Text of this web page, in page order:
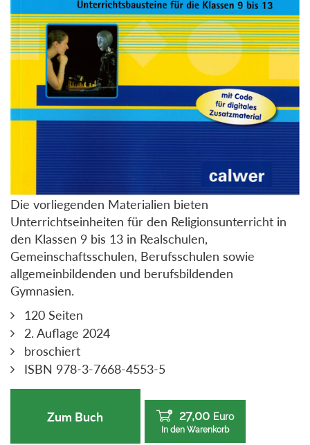
Die vorliegenden Materialien bieten
Unterrichtseinheiten für den Religionsunterricht in
den Klassen 9 bis 13 in Realschulen,
Gemeinschaftsschulen, Berufsschulen sowie
allgemeinbildenden und berufsbildenden
Gymnasien.
120 Seiten
2. Auflage 2024
broschiert
ISBN 978-3-7668-4553-5
Zum Buch 27,00 Euro
In den Warenkorb